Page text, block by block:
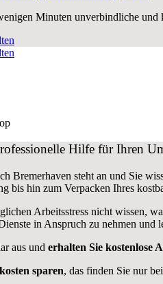
Minuten unverbindliche und
Hilfe für Ihren
Bremerhaven steht an und Sie
bis hin zum Verpacken Ihres
Arbeitsstress nicht wissen,
in Anspruch zu nehmen und
aus und erhalten Sie kostenlose
sparen, das finden Sie nur